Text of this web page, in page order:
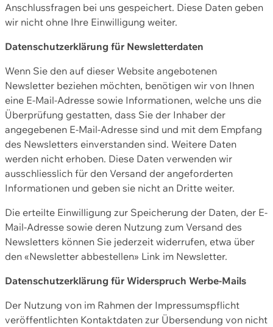
Anschlussfragen bei uns gespeichert. Diese Daten geben
wir nicht ohne Ihre Einwilligung weiter.
Datenschutzerklärung für Newsletterdaten
Wenn Sie den auf dieser Website angebotenen
Newsletter beziehen möchten, benötigen wir von Ihnen
eine E-Mail-Adresse sowie Informationen, welche uns die
Überprüfung gestatten, dass Sie der Inhaber der
angegebenen E-Mail-Adresse sind und mit dem Empfang
des Newsletters einverstanden sind. Weitere Daten
werden nicht erhoben. Diese Daten verwenden wir
ausschliesslich für den Versand der angeforderten
Informationen und geben sie nicht an Dritte weiter.
Die erteilte Einwilligung zur Speicherung der Daten, der E-
Mail-Adresse sowie deren Nutzung zum Versand des
Newsletters können Sie jederzeit widerrufen, etwa über
den «Newsletter abbestellen» Link im Newsletter.
Datenschutzerklärung für Widerspruch Werbe-Mails
Der Nutzung von im Rahmen der Impressumspflicht
veröffentlichten Kontaktdaten zur Übersendung von nicht